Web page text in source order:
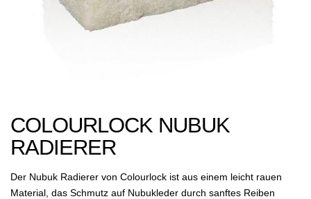
COLOURLOCK NUBUK
RADIERER
Der Nubuk Radierer von Colourlock ist aus einem leicht rauen
Material, das Schmutz auf Nubukleder durch sanftes Reiben